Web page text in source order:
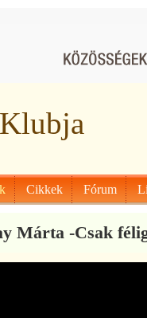
Cikkek Fórum
Márta -Csak